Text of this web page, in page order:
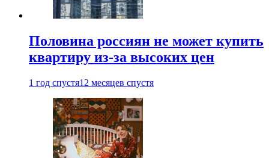
Половина россиян не может купить
квартиру из-за высоких цен
1 год спустя12 месяцев спустя